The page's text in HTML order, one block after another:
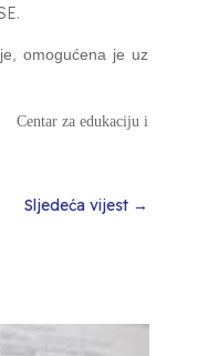
omogućena je uz
Centar za edukaciju i
Sljedeća vijest →